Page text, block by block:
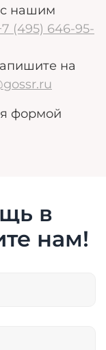
с нашим
(495) 646-95-
на
формой
в
нам!